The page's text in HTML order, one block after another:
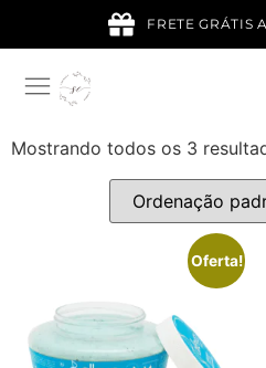
FRETE GRÁTIS
Mostrando todos os 3
Oferta!